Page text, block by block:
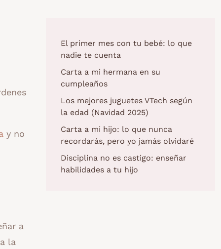
y no
a
la
El primer mes con tu bebé: lo que
nadie te cuenta
Carta a mi hermana en su
cumpleaños
Los mejores juguetes VTech según
la edad (Navidad 2025)
Carta a mi hijo: lo que nunca
recordarás, pero yo jamás olvidaré
Disciplina no es castigo: enseñar
habilidades a tu hijo